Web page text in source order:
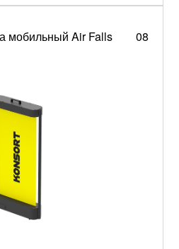
мобильный Air Falls 08